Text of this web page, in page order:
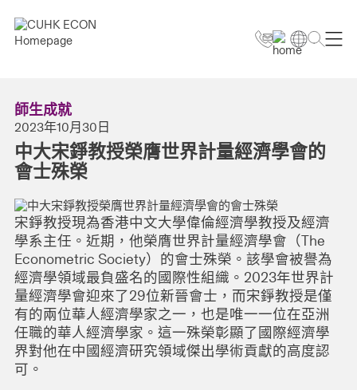
師生成就
2023年10月30日
中大宋錚教授榮膺世界計量經濟學會的
會士殊榮
宋錚教授現為香港中文大學偉倫經濟學教授及經濟
學系主任。近期，他榮膺世界計量經濟學會（The
Econometric Society）的會士殊榮。該學會被譽為
經濟學領域最負盛名的國際性組織。2023年世界計
量經濟學會迎來了29位新晉會士，而宋錚教授是僅
有的兩位華人經濟學家之一，也是唯一一位在亞洲
任職的華人經濟學家。這一殊榮彰顯了國際經濟學
界對他在中國經濟研究領域傑出學術貢獻的高度認
可。